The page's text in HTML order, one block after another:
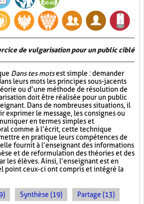
de vulgarisation pour un public ciblé
Dans tes motsest simple : demander
leurs mots les principes sous-jacents
ou d’une méthode de résolution de
doit être réalisée pour un public
Dans de nombreuses situations, il
exprimer le message, les consignes ou
en termes simples et
comme à l’écrit, cette technique
en pratique leurs compétences de
fournit à l’enseignant des informations
et de reformulation des théories et des
les élèves. Ainsi, l’enseignant est en
point ceux-ci ont compris et intégré la
Synthèse (19) Partage (13)